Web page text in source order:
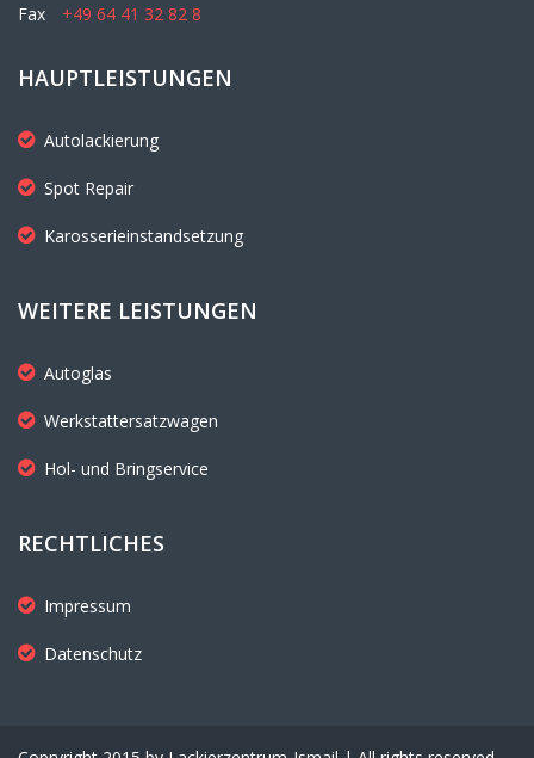
Fax
+49 64 41 32 82 8
HAUPTLEISTUNGEN
Autolackierung
Spot Repair
Karosserieinstandsetzung
WEITERE LEISTUNGEN
Autoglas
Werkstattersatzwagen
Hol- und Bringservice
RECHTLICHES
Impressum
Datenschutz